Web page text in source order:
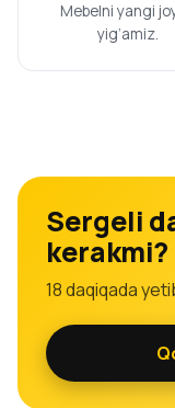
Mebelni yangi
yig‘amiz.
Sergeli
kerakmi?
18 daqiqada